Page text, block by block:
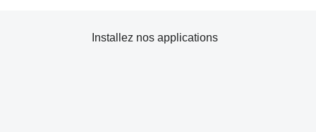
Installez nos applications